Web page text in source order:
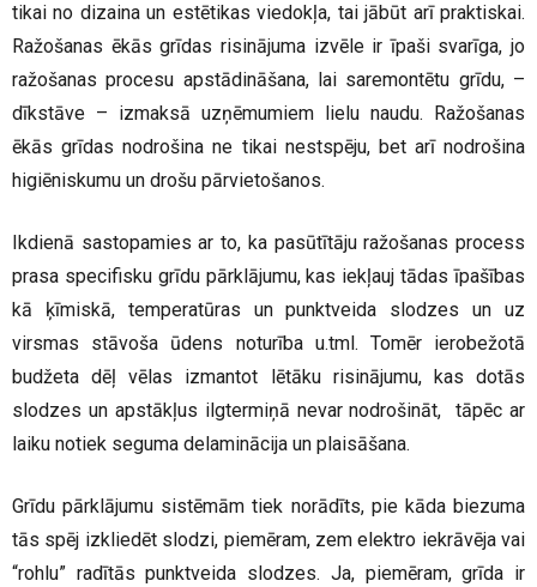
tikai no dizaina un estētikas viedokļa, tai jābūt arī praktiskai.
Ražošanas ēkās grīdas risinājuma izvēle ir īpaši svarīga, jo
ražošanas procesu apstādināšana, lai saremontētu grīdu, –
dīkstāve – izmaksā uzņēmumiem lielu naudu. Ražošanas
ēkās grīdas nodrošina ne tikai nestspēju, bet arī nodrošina
higiēniskumu un drošu pārvietošanos.
Ikdienā sastopamies ar to, ka pasūtītāju ražošanas process
prasa specifisku grīdu pārklājumu, kas iekļauj tādas īpašības
kā ķīmiskā, temperatūras un punktveida slodzes un uz
virsmas stāvoša ūdens noturība u.tml. Tomēr ierobežotā
budžeta dēļ vēlas izmantot lētāku risinājumu, kas dotās
slodzes un apstākļus ilgtermiņā nevar nodrošināt, tāpēc ar
laiku notiek seguma delaminācija un plaisāšana.
Grīdu pārklājumu sistēmām tiek norādīts, pie kāda biezuma
tās spēj izkliedēt slodzi, piemēram, zem elektro iekrāvēja vai
“rohlu” radītās punktveida slodzes. Ja, piemēram, grīda ir